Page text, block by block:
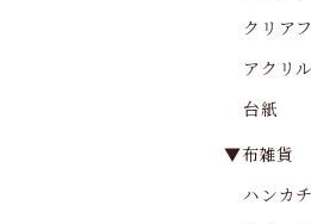
クリア
アクリ
台紙
▼布雑貨
ハンカチ